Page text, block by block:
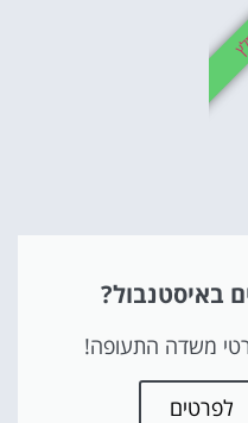
באיסטנבול?
משדה התעופה!
לפרטים